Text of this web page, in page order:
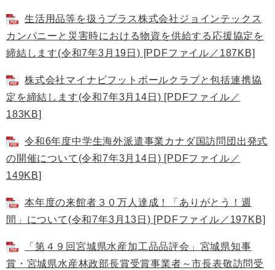
生活用品等を扱うプラス株式会社ジョインテックス
カンパニーと災害時における物資を供給する応援協定を
締結します(令和7年3月19日) [PDFファイル／187KB]
株式会社マイナビフットボールクラブと包括連携協
定を締結します(令和7年3月14日) [PDFファイル／
183KB]
令和6年度中学生海外派遣事業カナダ国訪問団出発式
の開催について(令和7年3月14日) [PDFファイル／
149KB]
本年度の来館者３０万人達成！「ありがとう！週
間」について(令和7年3月13日) [PDFファイル／197KB]
「第４９回宮城県水産加工品品評会」宮城県知事
賞・宮城県水産林政部長賞受賞事業者～市長表敬訪問受